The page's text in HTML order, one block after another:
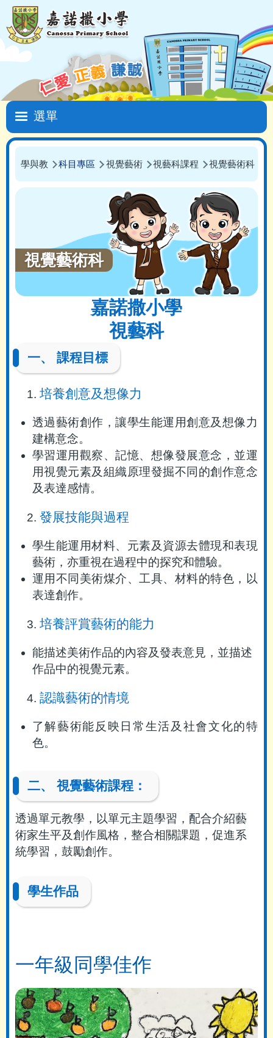
移至主內容
Main
navigation
導
航
學與教 科目專區 視覺藝術 視藝科課程 視覺藝術科
視覺藝術科
嘉諾撒小學
視藝科
一、 課程目標
培養創意及想像力
透過藝術創作，讓學生能運用創意及想像力
建構意念。
學習運用觀察、記憶、想像發展意念，並運
用視覺元素及組織原理發掘不同的創作意念
及表達感情。
發展技能與過程
學生能運用材料、元素及資源去體現和表現
藝術，亦重視在過程中的探究和體驗。
運用不同美術煤介、工具、材料的特色，以
表達創作。
培養評賞藝術的能力
能描述美術作品的內容及發表意見，並描述
作品中的視覺元素。
認識藝術的情境
了解藝術能反映日常生活及社會文化的特
色。
二、 視覺藝術課程：
透過單元教學，以單元主題學習，配合介紹藝
術家生平及創作風格，整合相關課題，促進系
統學習，鼓勵創作。
學生作品
一年級同學佳作